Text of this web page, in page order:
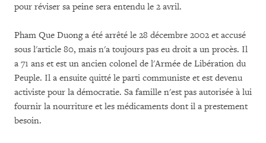
pour réviser sa peine sera entendu le 2 avril.
Pham Que Duong a été arrêté le 28 décembre 2002 et accusé
sous l'article 80, mais n'a toujours pas eu droit a un procès. Il
a 71 ans et est un ancien colonel de l'Armée de Libération du
Peuple. Il a ensuite quitté le parti communiste et est devenu
activiste pour la démocratie. Sa famille n'est pas autorisée à lui
fournir la nourriture et les médicaments dont il a prestement
besoin.